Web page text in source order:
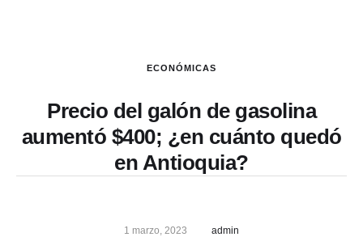
ECONÓMICAS
Precio del galón de gasolina
aumentó $400; ¿en cuánto quedó
en Antioquia?
1 marzo, 2023 admin